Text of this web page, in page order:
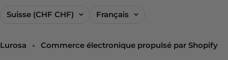
Pays/région
Suisse (CHF CHF) Langue
Français
Lurosa Commerce électronique propulsé par Shopify